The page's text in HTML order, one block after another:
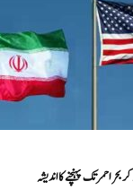
احمر تک پہنچنے کا اندیشہ